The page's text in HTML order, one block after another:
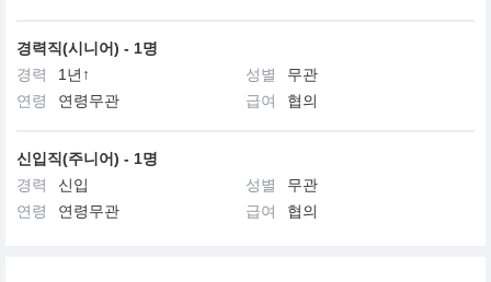
경력직(시니어) - 1명
경력
1년↑ 성별
무관
연령
연령무관 급여 협의
신입직(주니어) - 1명
경력
신입 성별
무관
연령
연령무관 급여 협의